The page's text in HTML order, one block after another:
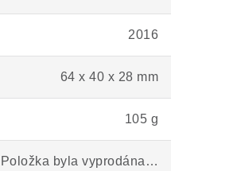
2016
64 x 40 x 28 mm
105 g
Položka byla vyprodána…